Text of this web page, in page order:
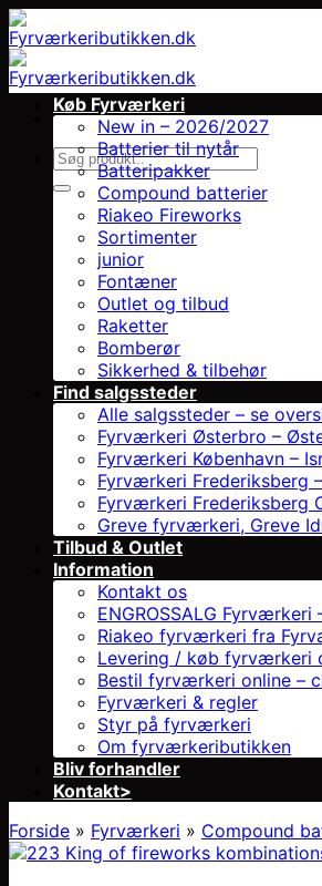
Fortsæt
til
indhold
Søg
efter:
Køb Fyrværkeri
New in – 2026/2027
Batterier til nytår
Batteripakker
Compound batterier
Riakeo Fireworks
Sortimenter
junior
Fontæner
Outlet og tilbud
Raketter
Bomberør
Sikkerhed & tilbehør
Find salgssteder
Alle salgssteder – se
Fyrværkeri Østerbro –
Fyrværkeri København –
Fyrværkeri Frederiksberg
Fyrværkeri Frederiksberg
Greve fyrværkeri, Greve
Tilbud & Outlet
Information
Kontakt os
ENGROSSALG Fyrværkeri
Riakeo fyrværkeri fra
Levering / køb fyrværkeri
Bestil fyrværkeri online –
Fyrværkeri & regler
Styr på fyrværkeri
Om fyrværkeributikken
Bliv forhandler
Kontakt>
Forside » Fyrværkeri » Compound